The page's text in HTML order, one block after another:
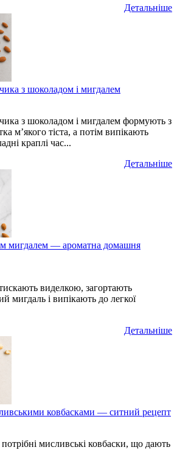
Детальніше
з шоколадом і мигдалем
з шоколадом і мигдалем формують з
м’якого тіста, а потім випікають
краплі час...
Детальніше
мигдалем — ароматна домашня
виделкою, загортають
мигдаль і випікають до легкої
Детальніше
ковбасками — ситний рецепт
мисливські ковбаски, що дають